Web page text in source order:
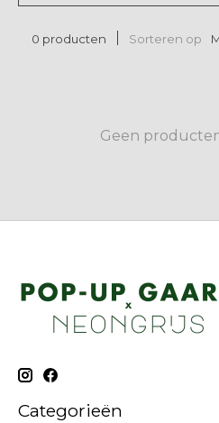
0 producten Sorteren op
Geen
Categorieën